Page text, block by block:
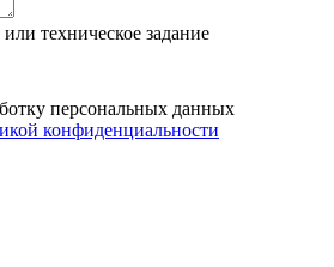
техническое задание
персональных данных
конфиденциальности